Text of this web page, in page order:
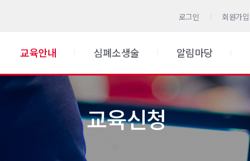
로그인 회원가입
교육안내 심폐소생술 알림마당
교육신청